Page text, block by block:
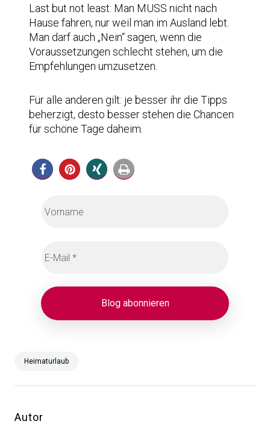
Last but not least: Man MUSS nicht nach
Hause fahren, nur weil man im Ausland lebt.
Man darf auch „Nein“ sagen, wenn die
Voraussetzungen schlecht stehen, um die
Empfehlungen umzusetzen.
Für alle anderen gilt: je besser ihr die Tipps
beherzigt, desto besser stehen die Chancen
für schöne Tage daheim.
Heimaturlaub
Autor